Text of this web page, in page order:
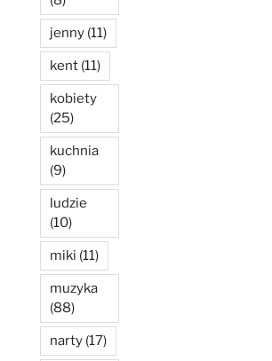
jenny (11)
kent (11)
kobiety
(25)
kuchnia
(9)
ludzie
(10)
miki (11)
muzyka
(88)
narty (17)